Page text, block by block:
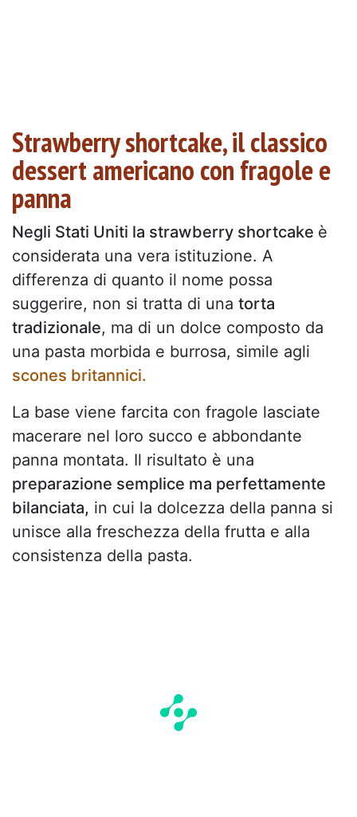
Strawberry shortcake, il classico
dessert americano con fragole e
panna
Negli Stati Uniti la strawberry shortcake è
considerata una vera istituzione. A
differenza di quanto il nome possa
suggerire, non si tratta di una torta
tradizionale, ma di un dolce composto da
una pasta morbida e burrosa, simile agli
scones britannici.
La base viene farcita con fragole lasciate
macerare nel loro succo e abbondante
panna montata. Il risultato è una
preparazione semplice ma perfettamente
bilanciata, in cui la dolcezza della panna si
unisce alla freschezza della frutta e alla
consistenza della pasta.